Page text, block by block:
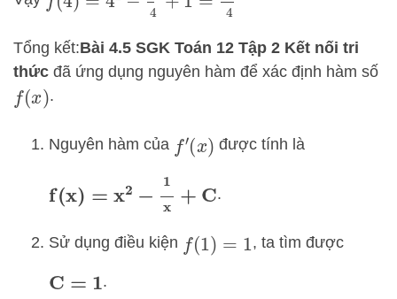
Tổng kết:Bài 4.5 SGK Toán 12 Tập 2 Kết nối tri
thức đã ứng dụng nguyên hàm để xác định hàm số
f(x) .
Nguyên hàm của f′(x) được tính là
f(x = 1x C .
Sử dụng điều kiện f(1)= 1 , ta tìm được
C=1 .